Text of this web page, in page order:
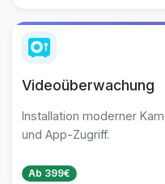
Videoüberwachung
Installation moderner
und App-Zugriff.
Ab 399€